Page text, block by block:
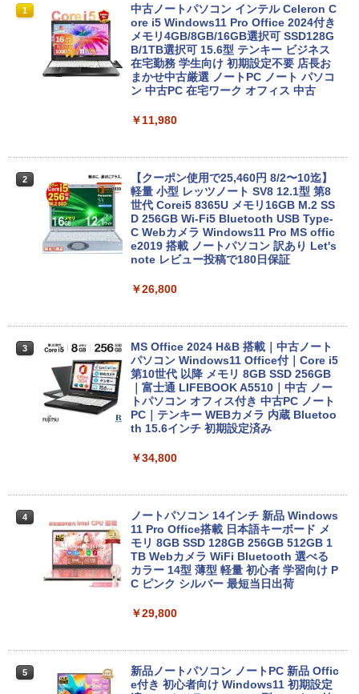
1
中古ノートパソコン インテル Celeron C
ore i5 Windows11 Pro Office 2024付き
メモリ4GB/8GB/16GB選択可 SSD128G
B/1TB選択可 15.6型 テンキー ビジネス
在宅勤務 学生向け 初期設定不要 店長お
まかせ中古厳選 ノートPC ノート パソコ
ン 中古PC 在宅ワーク オフィス 中古
￥11,980
2
【クーポン使用で25,460円 8/2〜10迄】
軽量 小型 レッツノート SV8 12.1型 第8
世代 Corei5 8365U メモリ16GB M.2 SS
D 256GB Wi-Fi5 Bluetooth USB Type-
C Webカメラ Windows11 Pro MS offic
e2019 搭載 ノートパソコン 訳あり Let's
note レビュー投稿で180日保証
￥26,800
3
MS Office 2024 H&B 搭載｜中古ノート
パソコン Windows11 Office付｜Core i5
第10世代 以降 メモリ 8GB SSD 256GB
｜富士通 LIFEBOOK A5510｜中古 ノー
トパソコン オフィス付き 中古PC ノート
PC｜テンキー WEBカメラ 内蔵 Bluetoo
th 15.6インチ 初期設定済み
￥34,800
4
ノートパソコン 14インチ 新品 Windows
11 Pro Office搭載 日本語キーボード メ
モリ 8GB SSD 128GB 256GB 512GB 1
TB Webカメラ WiFi Bluetooth 選べる
カラー 14型 薄型 軽量 初心者 学習向け P
C ピンク シルバー 最短当日出荷
￥29,800
5
新品ノートパソコン ノートPC 新品 Offic
e付き 初心者向け Windows11 初期設定